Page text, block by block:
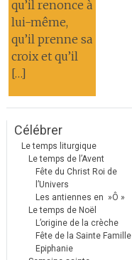
qu’il renonce à
lui-même,
qu’il prenne sa
croix et qu’il
[…]
Célébrer
Le temps liturgique
Le temps de l’Avent
Fête du Christ Roi de
l’Univers
Les antiennes en »Ô »
Le temps de Noël
L’origine de la crèche
Fête de la Sainte Famille
Epiphanie